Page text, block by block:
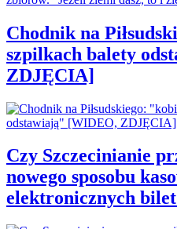
Chodnik na
szpilkach balety
ZDJĘCIA]
Czy Szczecinianie
nowego sposobu
elektronicznych